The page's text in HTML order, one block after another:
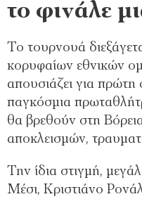
το φινάλε
Το τουρνουά
κορυφαίων εθνικών
απουσιάζει για
παγκόσμια
θα βρεθούν στη
αποκλεισμών,
Την ίδια στιγμή,
Μέσι, Κριστιάνο